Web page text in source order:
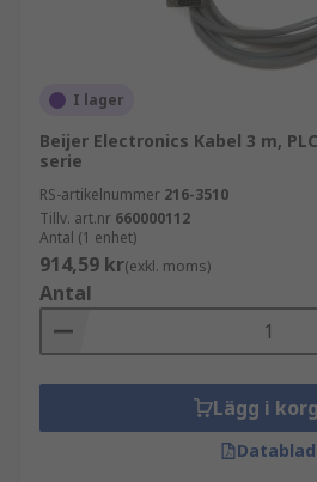
I lager
Beijer Electronics Kabel 3 m,
serie
RS-artikelnummer 216-3510
Tillv. art.nr 660000112
Antal (1 enhet)
914,59 kr(exkl. moms)
Antal
Lägg i
Datablad